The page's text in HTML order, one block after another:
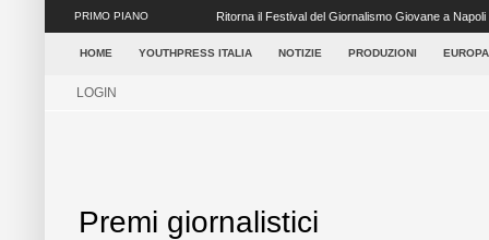
PRIMO PIANO Ritorna il Festival del Giornalismo Giovane a
settore dei media ...
HOME YOUTHPRESS ITALIA NOTIZIE PRODUZIONI
LOGIN
Premi giornalistici